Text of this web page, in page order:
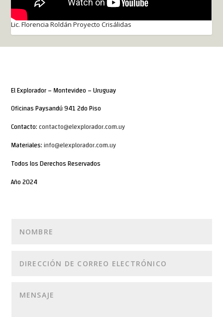
Lic. Florencia Roldán Proyecto Crisálidas
El Explorador – Montevideo – Uruguay
Oficinas Paysandú 941 2do Piso
Contacto:contacto@elexplorador.com.uy
Materiales:info@elexplorador.com.uy
Todos los Derechos Reservados
Año 2024